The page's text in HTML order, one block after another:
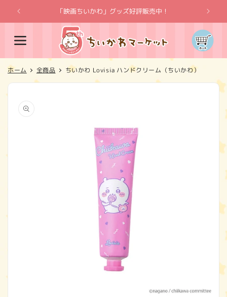
ンツに
進む
「映画ちいかわ」グッズ好評販売中！
カ
ー
ト
ホーム 全商品 ちいかわ Lovisia ハンドクリーム（ちいかわ）
報にス
キップ